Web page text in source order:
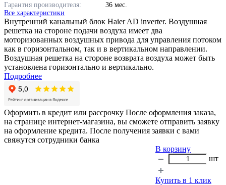
Гарантия производителя:
36 мес.
Все характеристики
Внутренний канальный блок Haier AD inverter. Воздушная
решетка на стороне подачи воздуха имеет два
моторизованных воздушных привода для управления потоком
как в горизонтальном, так и в вертикальном направлении.
Воздушная решетка на стороне возврата воздуха может быть
установлена горизонтально и вертикально.
Подробнее
Оформить в кредит или рассрочку После оформления заказа,
на странице интернет-магазина, вы сможете отправить заявку
на оформление кредита. После получения заявки с вами
свяжутся сотрудники банка
В корзину
шт
Купить в 1 клик